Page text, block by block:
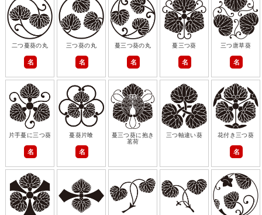
二つ蔓葵の丸
名
三つ葵の丸
名
蔓三つ葵の丸
名
蔓三つ葵
名
三つ唐草葵
名
片手蔓に三つ葵
名
蔓葵片喰
名
蔓三つ葵に抱き
茗荷
三つ軸違い葵 花付き三つ葵
名